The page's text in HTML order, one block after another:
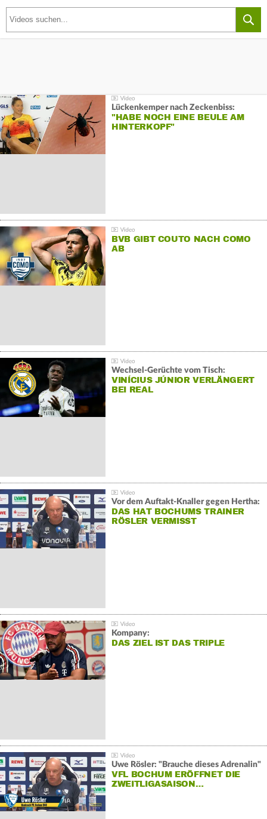
Lückenkemper nach Zeckenbiss:
"HABE NOCH EINE BEULE AM
HINTERKOPF"
BVB GIBT COUTO NACH COMO
AB
Wechsel-Gerüchte vom Tisch:
VINÍCIUS JÚNIOR VERLÄNGERT
BEI REAL
Vor dem Auftakt-Knaller gegen Hertha:
DAS HAT BOCHUMS TRAINER
RÖSLER VERMISST
Kompany:
DAS ZIEL IST DAS TRIPLE
Uwe Rösler: "Brauche dieses Adrenalin"
VFL BOCHUM ERÖFFNET DIE
ZWEITLIGASAISON…